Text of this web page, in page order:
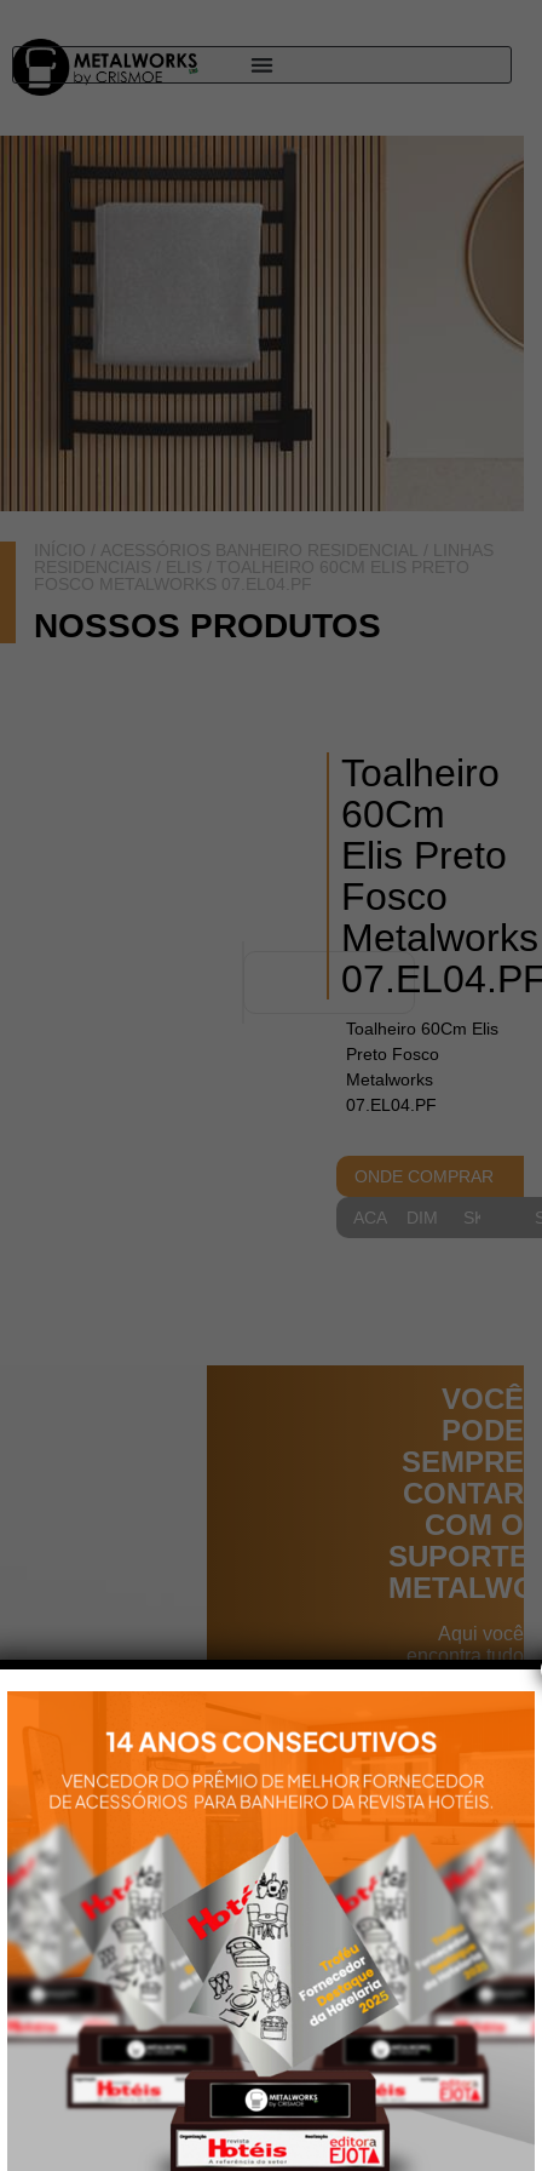
INÍCIO / ACESSÓRIOS BANHEIRO RESIDENCIAL /
LINHAS
RESIDENCIAIS / ELIS / TOALHEIRO 60CM ELIS PRETO
FOSCO METALWORKS 07.EL04.PF
NOSSOS PRODUTOS
Toalheiro
60Cm
Elis Preto
Fosco
Metalworks
Toalheiro 60Cm Elis
Preto Fosco
Metalworks
07.EL04.PF
ONDE COMPRAR
ACABAMENTOS
DIMENSIONAIS
VOCÊ
PODE
SEMPRE
CONTAR
COM O
SUPORTE
Aqui você
encontra tudo
manuais,
vídeos,
catálogos e
tudo mais que
precisa.
VEJA
TAMBÉM